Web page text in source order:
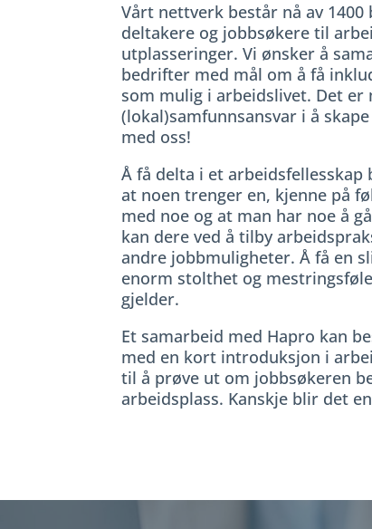
Vårt nettverk består nå av
deltakere og jobbsøkere til
utplasseringer. Vi ønsker å
bedrifter med mål om å få
som mulig i arbeidslivet. Det er
(lokal)samfunnsansvar i å
med oss!
Å få delta i et
at noen trenger en, kjenne på
med noe og at man har noe å
kan dere ved å tilby
andre jobbmuligheter. Å få en
enorm stolthet og
gjelder.
Et samarbeid med Hapro kan
med en kort introduksjon i
til å prøve ut om jobbsøkeren
arbeidsplass. Kanskje blir det